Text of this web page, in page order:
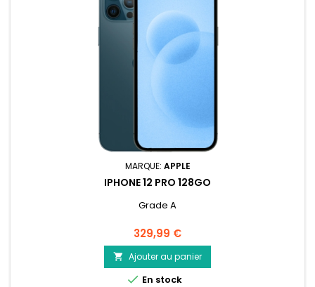
MARQUE: APPLE
IPHONE 12 PRO 128GO
Grade A
Prix
329,99 €
 Ajouter au panier
 En stock